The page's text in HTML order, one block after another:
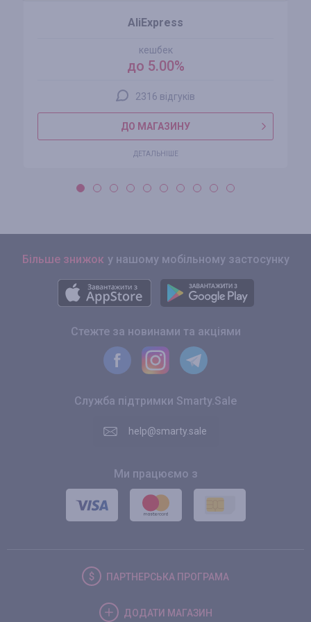
AliExpress
кешбек
до 5.00%
2316 відгуків
ДО МАГАЗИНУ
ДЕТАЛЬНІШЕ
Більше знижок у нашому мобільному застосунку
Стежте за новинами та акціями
Служба підтримки Smarty.Sale
help@smarty.sale
Ми працюємо з
ПАРТНЕРСЬКА ПРОГРАМА
ДОДАТИ МАГАЗИН